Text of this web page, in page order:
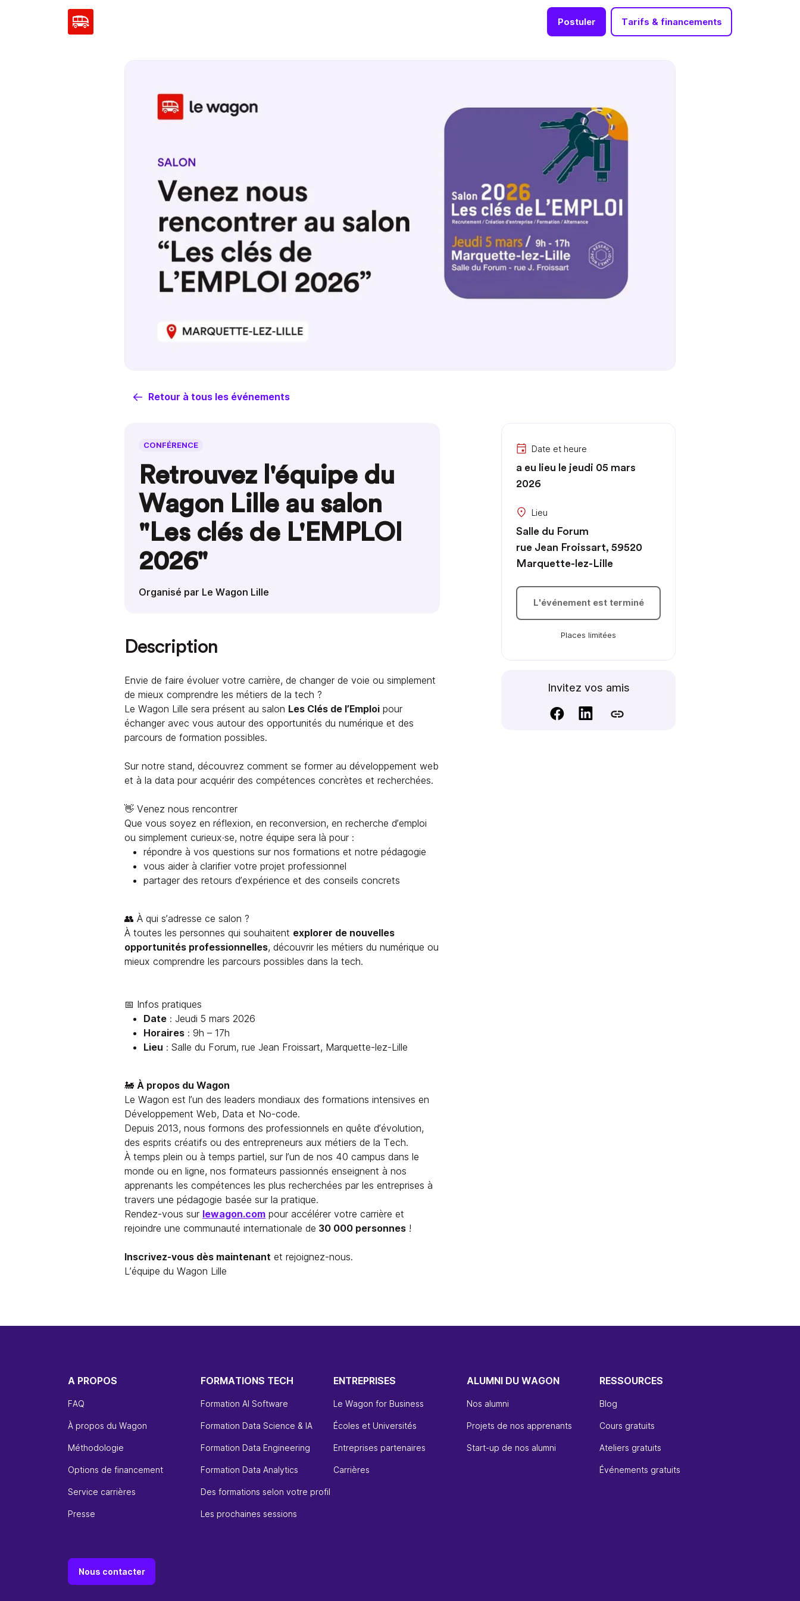
Postuler Tarifs & financements
Retour à tous les événements
CONFÉRENCE
Retrouvez l'équipe du
Wagon Lille au salon
"Les clés de L'EMPLOI
2026"
Organisé par Le Wagon Lille
Description
Envie de faire évoluer votre carrière, de changer de voie ou simplement
de mieux comprendre les métiers de la tech ?
Le Wagon Lille sera présent au salon Les Clés de l’Emploi pour
échanger avec vous autour des opportunités du numérique et des
parcours de formation possibles.
Sur notre stand, découvrez comment se former au développement web
et à la data pour acquérir des compétences concrètes et recherchées.
👋 Venez nous rencontrer
Que vous soyez en réflexion, en reconversion, en recherche d’emploi
ou simplement curieux·se, notre équipe sera là pour :
répondre à vos questions sur nos formations et notre pédagogie
vous aider à clarifier votre projet professionnel
partager des retours d’expérience et des conseils concrets
👥 À qui s’adresse ce salon ?
À toutes les personnes qui souhaitent explorer de nouvelles
opportunités professionnelles, découvrir les métiers du numérique ou
mieux comprendre les parcours possibles dans la tech.
📅 Infos pratiques
Date : Jeudi 5 mars 2026
Horaires : 9h – 17h
Lieu : Salle du Forum, rue Jean Froissart, Marquette-lez-Lille
🚂 À propos du Wagon
Le Wagon est l’un des leaders mondiaux des formations intensives en
Développement Web, Data et No-code.
Depuis 2013, nous formons des professionnels en quête d’évolution,
des esprits créatifs ou des entrepreneurs aux métiers de la Tech.
À temps plein ou à temps partiel, sur l’un de nos 40 campus dans le
monde ou en ligne, nos formateurs passionnés enseignent à nos
apprenants les compétences les plus recherchées par les entreprises à
travers une pédagogie basée sur la pratique.
Rendez-vous sur lewagon.com pour accélérer votre carrière et
rejoindre une communauté internationale de 30 000 personnes !
Inscrivez-vous dès maintenant et rejoignez-nous.
L’équipe du Wagon Lille
Date et heure
a eu lieu le jeudi 05 mars
2026
Lieu
Salle du Forum
rue Jean Froissart, 59520
Marquette-lez-Lille
L'événement est terminé
Places limitées
Invitez vos amis
A PROPOS
FAQ
À propos du Wagon
Méthodologie
Options de financement
Service carrières
Presse
FORMATIONS TECH
Formation AI Software
Formation Data Science & IA
Formation Data Engineering
Formation Data Analytics
Des formations selon votre profil
Les prochaines sessions
ENTREPRISES
Le Wagon for Business
Écoles et Universités
Entreprises partenaires
Carrières
ALUMNI DU WAGON
Nos alumni
Projets de nos apprenants
Start-up de nos alumni
RESSOURCES
Blog
Cours gratuits
Ateliers gratuits
Événements gratuits
Nous contacter